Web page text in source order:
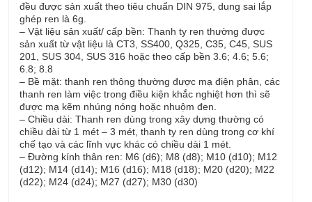
đều được sản xuất theo tiêu chuẩn DIN 975, dung sai lắp
ghép ren là 6g.
– Vật liệu sản xuất/ cấp bền: Thanh ty ren thường được
sản xuất từ vật liệu là CT3, SS400, Q325, C35, C45, SUS
201, SUS 304, SUS 316 hoặc theo cấp bền 3.6; 4.6; 5.6;
6.8; 8.8
– Bề mặt: thanh ren thông thường được mạ điện phân, các
thanh ren làm việc trong điều kiện khắc nghiệt hơn thì sẽ
được mạ kẽm nhúng nóng hoặc nhuộm đen.
– Chiều dài: Thanh ren dùng trong xây dựng thường có
chiều dài từ 1 mét – 3 mét, thanh ty ren dùng trong cơ khí
chế tạo và các lĩnh vực khác có chiều dài 1 mét.
– Đường kính thân ren: M6 (d6); M8 (d8); M10 (d10); M12
(d12); M14 (d14); M16 (d16); M18 (d18); M20 (d20); M22
(d22); M24 (d24); M27 (d27); M30 (d30)